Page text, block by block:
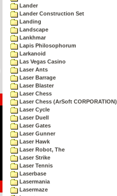
Lander
Lander Construction Set
Landing
Landscape
Lankhmar
Lapis Philosophorum
Larkanoid
Las Vegas Casino
Laser Ants
Laser Barrage
Laser Blaster
Laser Chess
Laser Chess (ArSoft CORPORATION)
Laser Cycle
Laser Duell
Laser Gates
Laser Gunner
Laser Hawk
Laser Robot, The
Laser Strike
Laser Tennis
Laserbase
Lasermania
Lasermaze